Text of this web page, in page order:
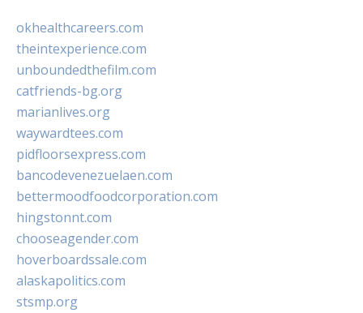
okhealthcareers.com
theintexperience.com
unboundedthefilm.com
catfriends-bg.org
marianlives.org
waywardtees.com
pidfloorsexpress.com
bancodevenezuelaen.com
bettermoodfoodcorporation.com
hingstonnt.com
chooseagender.com
hoverboardssale.com
alaskapolitics.com
stsmp.org